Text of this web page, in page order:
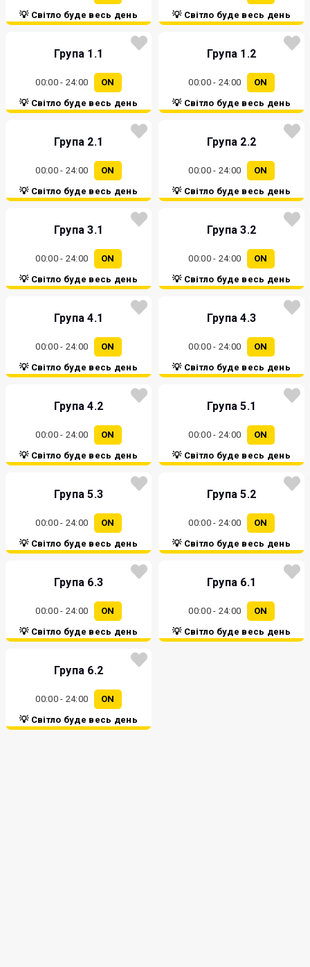
💡 Світло буде весь день
💡 Світло буде весь день
Група 1.1
00:00 - 24:00
ON
💡 Світло буде весь день
Група 1.2
00:00 - 24:00
ON
💡 Світло буде весь день
Група 2.1
00:00 - 24:00
ON
💡 Світло буде весь день
Група 2.2
00:00 - 24:00
ON
💡 Світло буде весь день
Група 3.1
00:00 - 24:00
ON
💡 Світло буде весь день
Група 3.2
00:00 - 24:00
ON
💡 Світло буде весь день
Група 4.1
00:00 - 24:00
ON
💡 Світло буде весь день
Група 4.3
00:00 - 24:00
ON
💡 Світло буде весь день
Група 4.2
00:00 - 24:00
ON
💡 Світло буде весь день
Група 5.1
00:00 - 24:00
ON
💡 Світло буде весь день
Група 5.3
00:00 - 24:00
ON
💡 Світло буде весь день
Група 5.2
00:00 - 24:00
ON
💡 Світло буде весь день
Група 6.3
00:00 - 24:00
ON
💡 Світло буде весь день
Група 6.1
00:00 - 24:00
ON
💡 Світло буде весь день
Група 6.2
00:00 - 24:00
ON
💡 Світло буде весь день